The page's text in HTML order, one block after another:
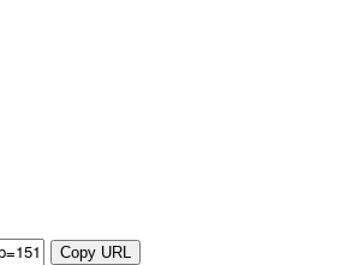
Copy URL